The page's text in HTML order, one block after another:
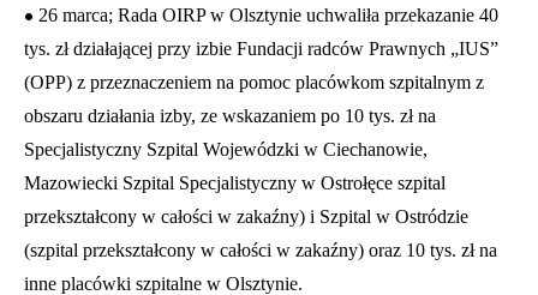
• 26 marca; Rada OIRP w Olsztynie uchwaliła przekazanie 40
tys. zł działającej przy izbie Fundacji radców Prawnych „IUS”
(OPP) z przeznaczeniem na pomoc placówkom szpitalnym z
obszaru działania izby, ze wskazaniem po 10 tys. zł na
Specjalistyczny Szpital Wojewódzki w Ciechanowie,
Mazowiecki Szpital Specjalistyczny w Ostrołęce szpital
przekształcony w całości w zakaźny) i Szpital w Ostródzie
(szpital przekształcony w całości w zakaźny) oraz 10 tys. zł na
inne placówki szpitalne w Olsztynie.